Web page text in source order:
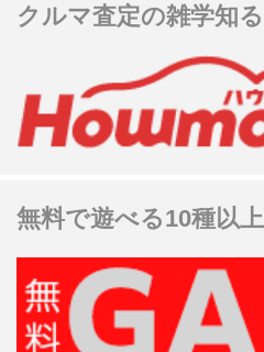
クルマ査定の雑学知
無料で遊べる10種以